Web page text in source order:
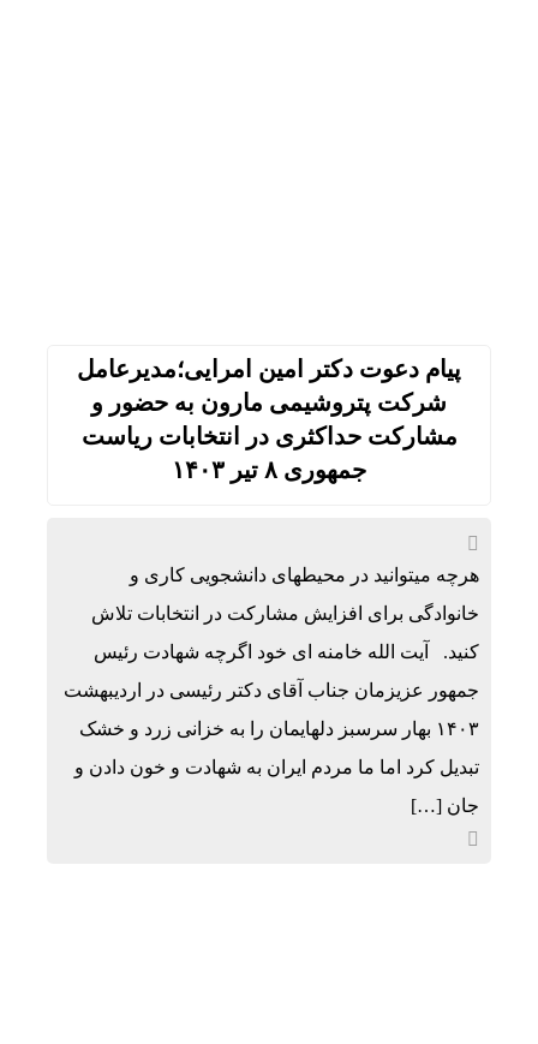
پیام دعوت دکتر امین امرایی؛مدیرعامل
شرکت پتروشیمی مارون به حضور و
مشارکت حداکثری در انتخابات ریاست
جمهوری ۸ تیر ۱۴۰۳
هرچه میتوانید در محیطهای دانشجویی کاری و
خانوادگی برای افزایش مشارکت در انتخابات تلاش
کنید. آیت الله خامنه ای خود اگرچه شهادت رئیس
جمهور عزیزمان جناب آقای دکتر رئیسی در اردیبهشت
۱۴۰۳ بهار سرسبز دلهایمان را به خزانی زرد و خشک
تبدیل کرد اما ما مردم ایران به شهادت و خون دادن و
جان […]